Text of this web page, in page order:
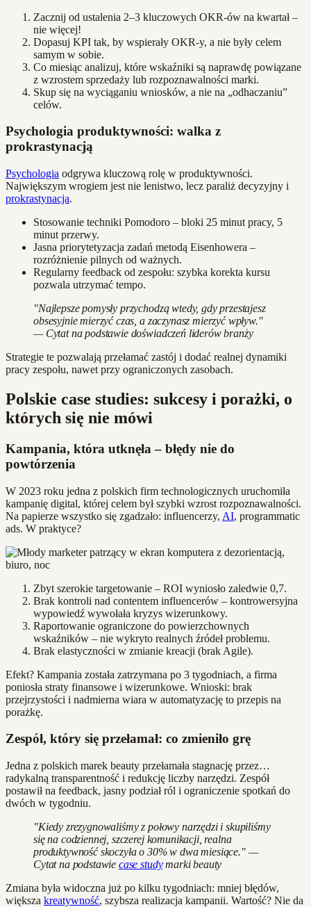
Zacznij od ustalenia 2–3 kluczowych OKR-ów na kwartał –
nie więcej!
Dopasuj KPI tak, by wspierały OKR-y, a nie były celem
samym w sobie.
Co miesiąc analizuj, które wskaźniki są naprawdę powiązane
z wzrostem sprzedaży lub rozpoznawalności marki.
Skup się na wyciąganiu wniosków, a nie na „odhaczaniu”
celów.
Psychologia produktywności: walka z
prokrastynacją
Psychologia odgrywa kluczową rolę w produktywności.
Największym wrogiem jest nie lenistwo, lecz paraliż decyzyjny i
prokrastynacja.
Stosowanie techniki Pomodoro – bloki 25 minut pracy, 5
minut przerwy.
Jasna priorytetyzacja zadań metodą Eisenhowera –
rozróżnienie pilnych od ważnych.
Regularny feedback od zespołu: szybka korekta kursu
pozwala utrzymać tempo.
"Najlepsze pomysły przychodzą wtedy, gdy przestajesz
obsesyjnie mierzyć czas, a zaczynasz mierzyć wpływ."
— Cytat na podstawie doświadczeń liderów branży
Strategie te pozwalają przełamać zastój i dodać realnej dynamiki
pracy zespołu, nawet przy ograniczonych zasobach.
Polskie case studies: sukcesy i porażki, o
których się nie mówi
Kampania, która utknęła – błędy nie do
powtórzenia
W 2023 roku jedna z polskich firm technologicznych uruchomiła
kampanię digital, której celem był szybki wzrost rozpoznawalności.
Na papierze wszystko się zgadzało: influencerzy, AI, programmatic
ads. W praktyce?
Zbyt szerokie targetowanie – ROI wyniosło zaledwie 0,7.
Brak kontroli nad contentem influencerów – kontrowersyjna
wypowiedź wywołała kryzys wizerunkowy.
Raportowanie ograniczone do powierzchownych
wskaźników – nie wykryto realnych źródeł problemu.
Brak elastyczności w zmianie kreacji (brak Agile).
Efekt? Kampania została zatrzymana po 3 tygodniach, a firma
poniosła straty finansowe i wizerunkowe. Wnioski: brak
przejrzystości i nadmierna wiara w automatyzację to przepis na
porażkę.
Zespół, który się przełamał: co zmieniło grę
Jedna z polskich marek beauty przełamała stagnację przez…
radykalną transparentność i redukcję liczby narzędzi. Zespół
postawił na feedback, jasny podział ról i ograniczenie spotkań do
dwóch w tygodniu.
"Kiedy zrezygnowaliśmy z połowy narzędzi i skupiliśmy
się na codziennej, szczerej komunikacji, realna
produktywność skoczyła o 30% w dwa miesiące." —
Cytat na podstawie case studymarki beauty
Zmiana była widoczna już po kilku tygodniach: mniej błędów,
większa kreatywność, szybsza realizacja kampanii. Wartość? Nie da